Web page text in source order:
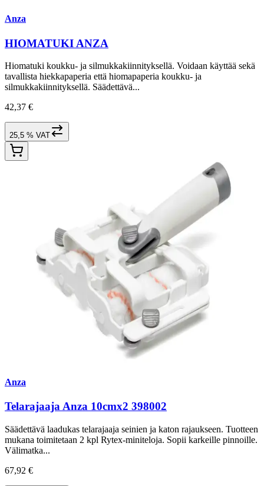
Anza
HIOMATUKI ANZA
Hiomatuki koukku- ja silmukkakiinnityksellä. Voidaan käyttää sekä
tavallista hiekkapaperia että hiomapaperia koukku- ja
silmukkakiinnityksellä. Säädettävä...
42,37 €
25,5 % VAT
Anza
Telarajaaja Anza 10cmx2 398002
Säädettävä laadukas telarajaaja seinien ja katon rajaukseen. Tuotteen
mukana toimitetaan 2 kpl Rytex-miniteloja. Sopii karkeille pinnoille.
Välimatka...
67,92 €